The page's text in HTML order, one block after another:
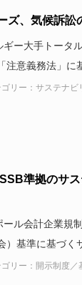
ズ、気候訴
ー大手トータ
注意義務法」に
ゴリー：サステナビ
準拠のサ
ル会計企業規
）基準に基づく
ゴリー：開示制度／